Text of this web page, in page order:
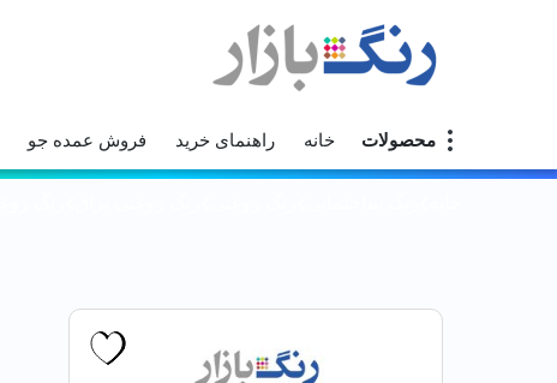
محصولات خانه راهنمای خرید فروش عمده جو